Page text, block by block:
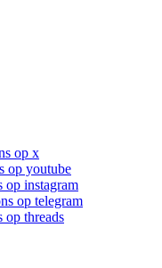
op x
op youtube
op instagram
op telegram
op threads